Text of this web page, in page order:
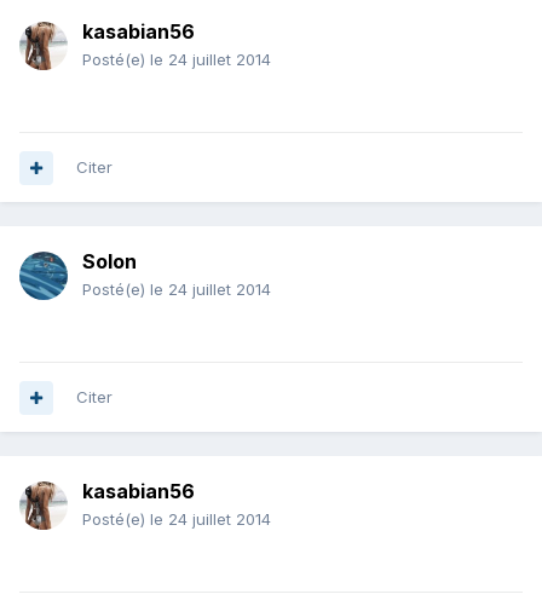
kasabian56
Posté(e) le 24 juillet 2014
Citer
Solon
Posté(e) le 24 juillet 2014
Citer
kasabian56
Posté(e) le 24 juillet 2014